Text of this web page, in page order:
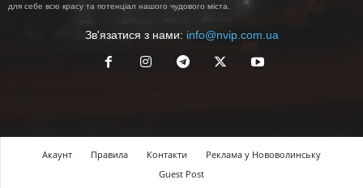
для себе всю красу та потенціал нашого чудового міста.
Зв'язатися з нами: info@nvip.com.ua
Акаунт Правила Контакти
Реклама у Нововолинську
Guest Post